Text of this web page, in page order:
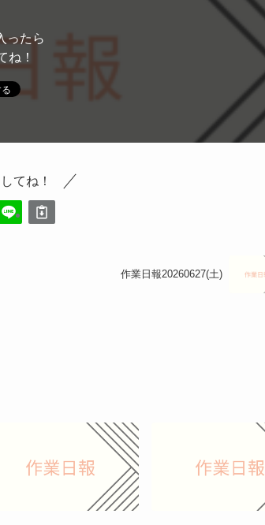
ったら
ね！
てね！
作業日報20260627(土)